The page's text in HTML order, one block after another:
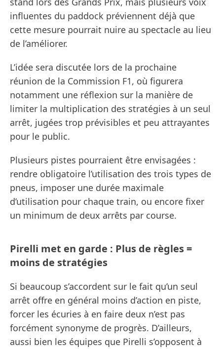
influentes du paddock préviennent déjà que
cette mesure pourrait nuire au spectacle au lieu
de l’améliorer.
L’idée sera discutée lors de la prochaine
réunion de la Commission F1, où figurera
notamment une réflexion sur la manière de
limiter la multiplication des stratégies à un seul
arrêt, jugées trop prévisibles et peu attrayantes
pour le public.
Plusieurs pistes pourraient être envisagées :
rendre obligatoire l’utilisation des trois types de
pneus, imposer une durée maximale
d’utilisation pour chaque train, ou encore fixer
un minimum de deux arrêts par course.
Pirelli met en garde : Plus de règles =
moins de stratégies
Si beaucoup s’accordent sur le fait qu’un seul
arrêt offre en général moins d’action en piste,
forcer les écuries à en faire deux n’est pas
forcément synonyme de progrès. D’ailleurs,
aussi bien les équipes que Pirelli s’opposent à